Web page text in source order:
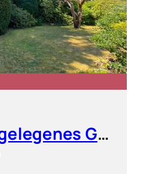
Absolut ruhig gelegenes Grundstück in exklusiver Wohnlage